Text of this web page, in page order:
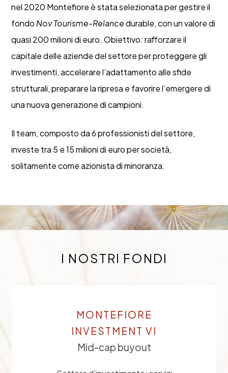
nel 2020 Montefiore è stata selezionata per gestire il
fondo Nov Tourisme-Relancedurable, con un valore di
quasi 200 milioni di euro. Obiettivo: rafforzare il
capitale delle aziende del settore per proteggere gli
investimenti, accelerare l’adattamento alle sfide
strutturali, preparare la ripresa e favorire l’emergere di
una nuova generazione di campioni.
Il team, composto da 6 professionisti del settore,
investe tra 5 e 15 milioni di euro per società,
solitamente come azionista di minoranza.
I NOSTRI FONDI
MONTEFIORE
INVESTMENT VI
Mid-cap buyout